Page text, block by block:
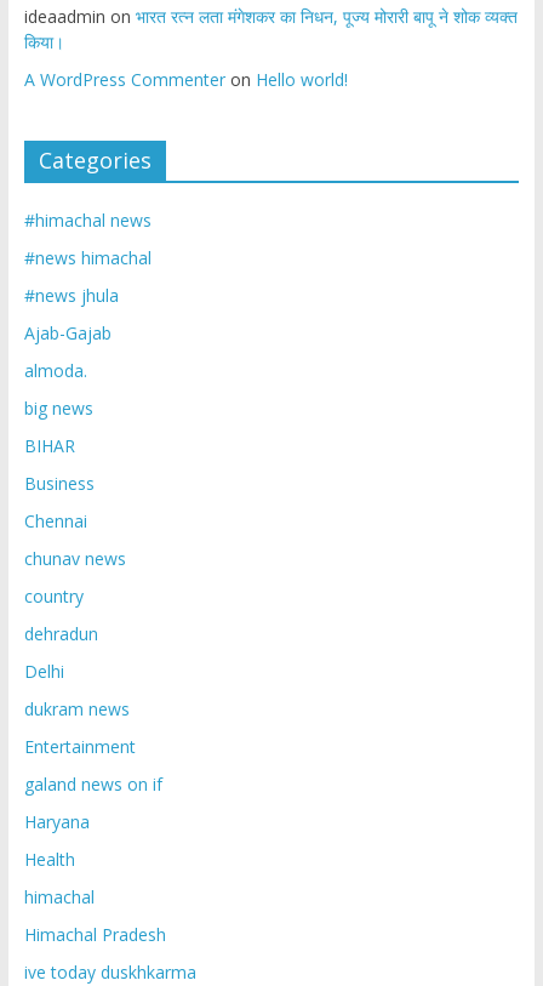
ideaadmin on भारत रत्न लता मंगेशकर का निधन, पूज्य मोरारी बापू ने शोक व्यक्त
किया।
A WordPress Commenteron Hello world!
Categories
#himachal news
#news himachal
#news jhula
Ajab-Gajab
almoda.
big news
BIHAR
Business
Chennai
chunav news
country
dehradun
Delhi
dukram news
Entertainment
galand news on if
Haryana
Health
himachal
Himachal Pradesh
ive today duskhkarma